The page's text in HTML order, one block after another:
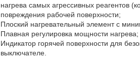
нагрева самых агрессивных реагентов
повреждения рабочей поверхности;
Плоский нагревательный элемент с
Плавная регулировка мощности нагрева;
Индикатор горячей поверхности для
выключателе.